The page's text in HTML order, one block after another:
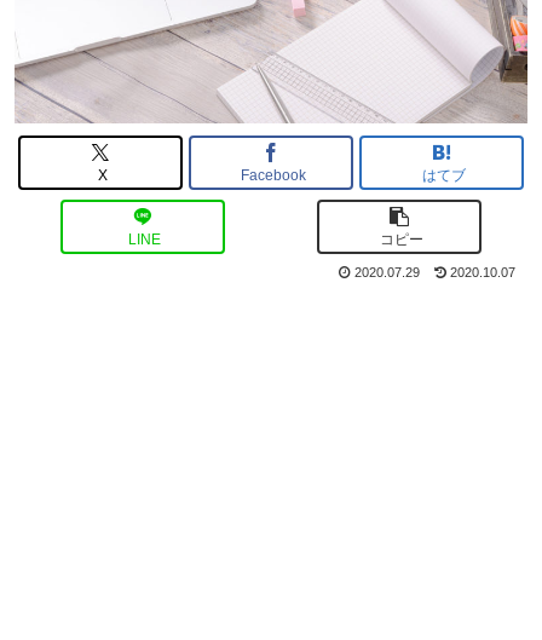
X Facebook はてブ
LINE コピー
2020.07.29 2020.10.07